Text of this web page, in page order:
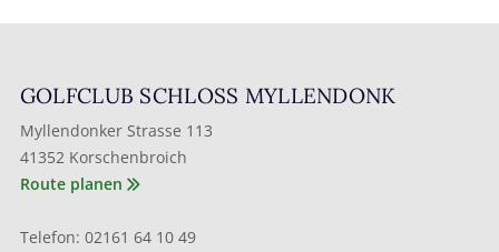
GOLFCLUB SCHLOSS MYLLENDONK
Myllendonker Strasse 113
41352 Korschenbroich
Route planen
Telefon: 02161 64 10 49